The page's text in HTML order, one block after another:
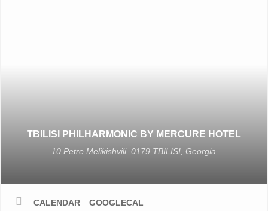
TBILISI PHILHARMONIC BY MERCURE HOTEL
10 Petre Melikishvili, 0179 TBILISI, Georgia
CALENDAR GOOGLECAL